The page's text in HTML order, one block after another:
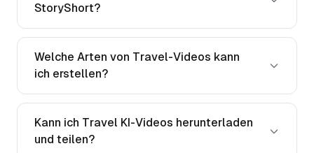
StoryShort?
Welche Arten von Travel-Videos kann
ich erstellen?
Kann ich Travel KI-Videos herunterladen
und teilen?